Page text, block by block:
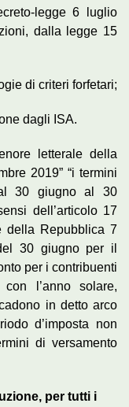
legge 6 luglio
dalla legge 15
di criteri forfetari;
dagli ISA.
letterale della
2019” “i termini
30 giugno al 30
dell’articolo 17
della Repubblica 7
30 giugno per il
per i contribuenti
l’anno solare,
in detto arco
d’imposta non
di versamento
per tutti i